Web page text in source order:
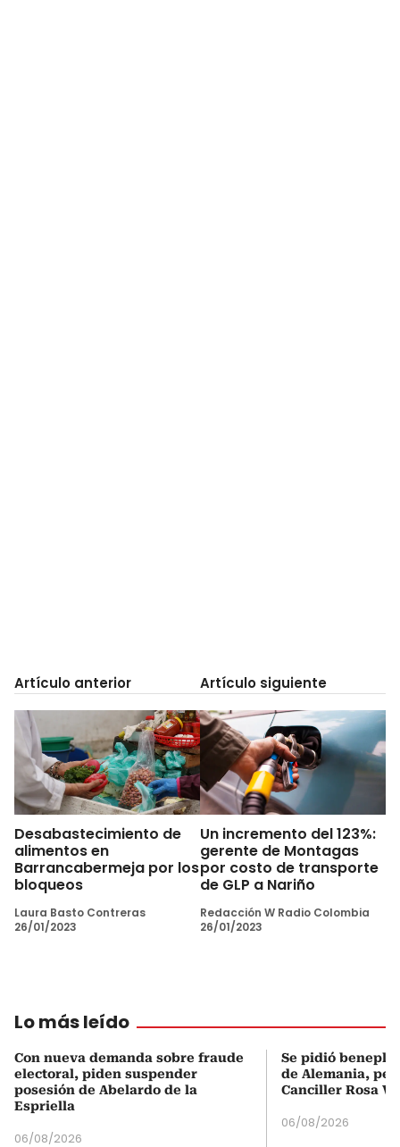
Artículo anterior
Desabastecimiento de
alimentos en
Barrancabermeja por los
bloqueos
Laura Basto Contreras
26/01/2023
Artículo siguiente
Un incremento del 123%:
gerente de Montagas
por costo de transporte
de GLP a Nariño
Redacción W Radio Colombia
26/01/2023
Lo más leído
Con nueva demanda sobre fraude
electoral, piden suspender
posesión de Abelardo de la
Espriella
06/08/2026
Se pidió
de Alemania,
Canciller Rosa
06/08/2026